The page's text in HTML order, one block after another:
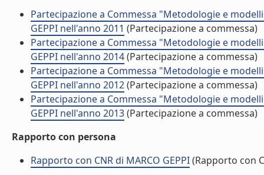
Partecipazione a Commessa "Metodologie e
GEPPI nell'anno 2011 (Partecipazione a commessa)
Partecipazione a Commessa "Metodologie e
GEPPI nell'anno 2014(Partecipazione a commessa)
Partecipazione a Commessa "Metodologie e
GEPPI nell'anno 2012(Partecipazione a commessa)
Partecipazione a Commessa "Metodologie e
GEPPI nell'anno 2013(Partecipazione a commessa)
Rapporto con persona
Rapporto con CNR di MARCO GEPPI(Rapporto con